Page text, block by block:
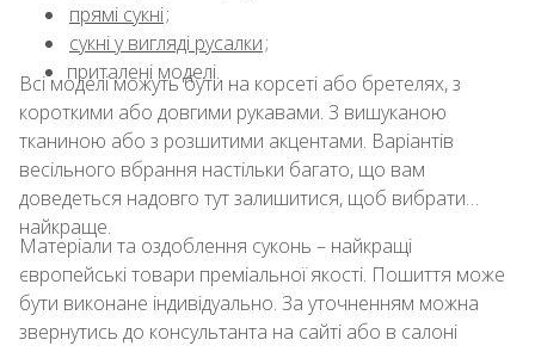
прямі сукні;
сукні у вигляді русалки;
приталені моделі.
Всі моделі можуть бути на корсеті або бретелях, з
короткими або довгими рукавами. З вишуканою
тканиною або з розшитими акцентами. Варіантів
весільного вбрання настільки багато, що вам
доведеться надовго тут залишитися, щоб вибрати
найкраще.
Матеріали та оздоблення суконь – найкращі
європейські товари преміальної якості. Пошиття може
бути виконане індивідуально. За уточненням можна
звернутись до консультанта на сайті або в салоні